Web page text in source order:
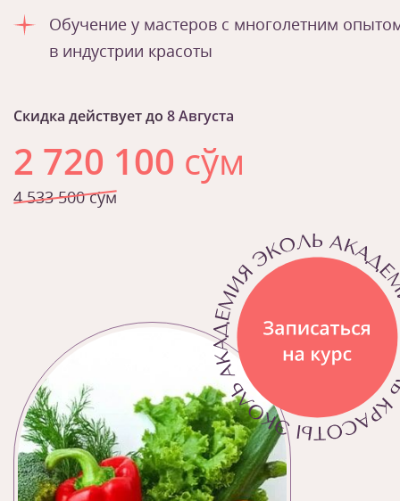
Обучение у мастеров с многолетним
в индустрии красоты
Скидка действует до 8 Августа
2 720 100 сўм
4 533 500 сўм